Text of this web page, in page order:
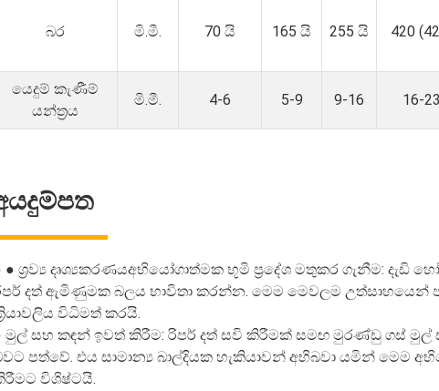
බර මි.මී. 70 යි 165 යි 255 යි 420
යෙදුම් කැණීම්
යන්ත්‍රය
මි.මී. 4-6 5-9 9-16 16-23
● ශ්‍රව්‍ය දෘශ්‍යකරණයඅභියෝගාත්මක භූමි ප්‍රදේශ මතුකර ගැනීම: දැඩි
දත් ඇමිණුමක බලය භාවිතා කරන්න. මෙම මෙවලම උත්සාහයෙන්
විධිමත් කරයි.
මුල් සහ කඳන් ඉවත් කිරීම: රිපර් දත් සවි කිරීමක් සමඟ මුරණ්ඩු ගස්
පත්වේ. එය සාමාන්‍ය බාල්දියක හැකියාවන් අභිබවා යමින් මෙම
විශිෂ්ටයි.